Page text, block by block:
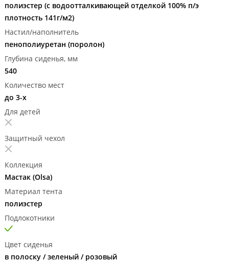
полиэстер (с водоотталкивающей отделкой 100% п/э
плотность 141г/м2)
Настил/наполнитель
пенополиуретан (поролон)
Глубина сиденья, мм
540
Количество мест
до 3-х
Для детей
Защитный чехол
Коллекция
Мастак (Olsa)
Материал тента
полиэстер
Подлокотники
Цвет сиденья
в полоску / зеленый / розовый